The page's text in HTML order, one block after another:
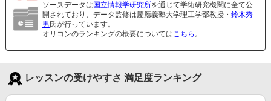
ソースデータは 国立情報学研究所を通じて学術研究機関に全て公
開されており、データ監修は慶應義塾大学理工学部教授・ 鈴木秀
男 氏が行っています。
オリコンのランキングの概要についてはこちら 。
レッスンの受けやすさ 満足度ランキング